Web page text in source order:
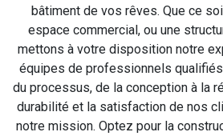
bâtiment de vos rêves. Que ce
espace commercial, ou une
mettons à votre disposition notre
équipes de professionnels
du processus, de la conception à la
durabilité et la satisfaction de nos
notre mission. Optez pour la